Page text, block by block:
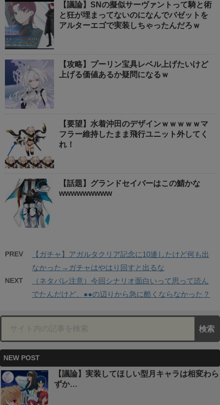
【議論】SNの擬似サーヴァントって騎と術
と狂が埋まってないのになんでバゼットを
アルターエゴで実装しちゃったんだろｗ
【攻略】プーリン宝具レベル上げたいけど
上げる価値あるか疑問になるｗ
【要望】水着沖田のデザインｗｗｗｗｗマ
フラー維持したまま飛行ユニット外してく
れ！
【話題】グランドセイバーはこの鯖かな
wwwwwwwww
PREV
【ガチャ】アガルタクリア記念に10連したけど何も出
なかった→ガチャはやはり回すと出るな
NEXT
（ネタバレ注意）今回シナリオ面白いって思って読ん
でたんだけど、●●の辺りから急に酷くならなかった？
NEW POST
【議論】実装してほしい型月キャラは相変わら
ずか…